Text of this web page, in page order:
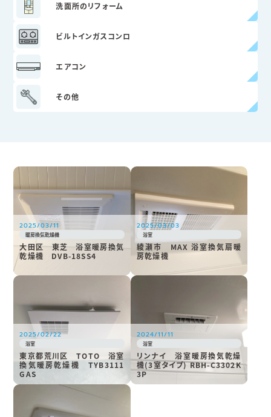
洗面所のリフォーム
ビルトインガスコンロ
エアコン
その他
2025/03/11
暖房換気乾燥機
大田区 東芝 浴室暖房換気
乾燥機 DVB-18SS4
2025/03/03
浴室
綾瀬市 MAX 浴室換気扇暖
房乾燥機
2025/02/22
浴室
東京都荒川区 TOTO 浴室
換気暖房乾燥機 TYB3111
GAS
2024/11/11
浴室
リンナイ 浴室暖房換気乾燥
機(3室タイプ) RBH-C3302K
3P